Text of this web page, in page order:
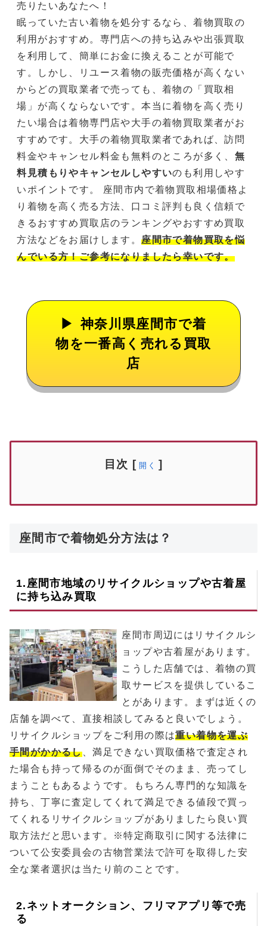
売りたいあなたへ！
眠っていた古い着物を処分するなら、着物買取の
利用がおすすめ。専門店への持ち込みや出張買取
を利用して、簡単にお金に換えることが可能で
す。しかし、リユース着物の販売価格が高くない
からどの買取業者で売っても、着物の「買取相
場」が高くならないです。本当に着物を高く売り
たい場合は着物専門店や大手の着物買取業者がお
すすめです。大手の着物買取業者であれば、訪問
料金やキャンセル料金も無料のところが多く、 無
料見積もりやキャンセルしやすいのも利用しやす
いポイントです。 座間市内で着物買取相場価格よ
り着物を高く売る方法、口コミ評判も良く信頼で
きるおすすめ買取店のランキングやおすすめ買取
方法などをお届けします。座間市で着物買取を悩
んでいる方！ご参考になりましたら幸いです。
神奈川県座間市で着
物を一番高く売れる買取
店
目次 [ 開く ]
座間市で着物処分方法は？
1. 座間市地域のリサイクルショップや古着屋
に持ち込み買取
座間市周辺にはリサイクルシ
ョップや古着屋があります。
こうした店舗では、着物の買
取サービスを提供しているこ
とがあります。まずは近くの
店舗を調べて、直接相談してみると良いでしょう。
リサイクルショップをご利用の際は重い着物を運ぶ
手間がかかるし、満足できない買取価格で査定され
た場合も持って帰るのが面倒でそのまま、売ってし
まうこともあるようです。もちろん専門的な知識を
持ち、丁寧に査定してくれて満足できる値段で買っ
てくれるリサイクルショップがありましたら良い買
取方法だと思います。※特定商取引に関する法律に
ついて公安委員会の古物営業法で許可を取得した安
全な業者選択は当たり前のことです。
2.ネットオークション、フリマアプリ等で売
る